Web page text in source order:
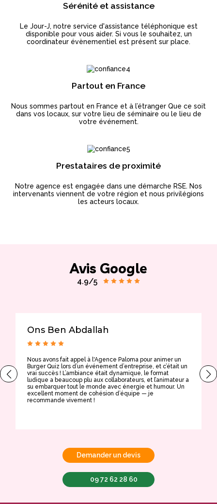
Sérénité et assistance
Le Jour-J, notre service d'assistance téléphonique est
disponible pour vous aider. Si vous le souhaitez, un
coordinateur évènementiel est présent sur place.
Partout en France
Nous sommes partout en France et à l’étranger Que ce soit
dans vos locaux, sur votre lieu de séminaire ou le lieu de
votre événement.
Prestataires de proximité
Notre agence est engagée dans une démarche RSE. Nos
intervenants viennent de votre région et nous privilégions
les acteurs locaux.
Avis Google
4.9/5
Ons Ben Abdallah
Nous avons fait appel à l'Agence Paloma pour animer un
Burger Quiz lors d’un événement d’entreprise, et c’était un
vrai succès ! L’ambiance était dynamique, le format
ludique a beaucoup plu aux collaborateurs, et l’animateur a
su embarquer tout le monde avec énergie et humour. Un
excellent moment de cohésion d’équipe — je
recommande vivement !
Demander un devis
09 72 62 28 60